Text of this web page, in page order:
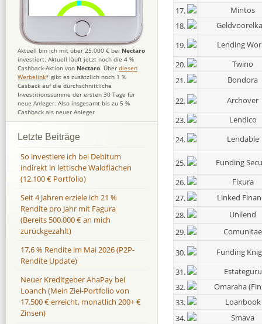
17.
Mintos
18.
19.
Lending
20.
Twino
21.
Bondora
22.
Archover
23.
Lendico
24.
Lendable
25.
Funding
26.
Fixura
27.
Linked
28.
Unilend
29.
Comunitae
30.
Funding
31.
Estateguru
32.
Omaraha
33.
Loanbook
34.
Smava
Aktuell bin ich mit über 25.000 € bei Nectaro
investiert. Aktuell läuft jetzt noch die 4 %
Cashback-Aktion von Nectaro. Über diesen
Werbelink* gibt es zusätzlich noch 1 %
Casback auf die durchschnittliche
Investitionssumme der ersten 30 Tage für
neue Anleger. Also insgesamt bis zu 5 %
Cashback als neuer Anleger
Letzte Beiträge
So investiere ich bei Debitum
indirekt in lettische Waldflächen
(12.100 € Portfolio)
Seit 4 Jahren erziele ich 21 %
Rendite pro Jahr mit Fagura
(Bereits 500.000 € an mich
zurückgezahlt)
17,6 % Rendite im Mai 2026 (P2P-
Rendite Update)
Neuer Kreditgeber AhaPay bei
Loanch (Mein Ziel-Portfolio von
17.500 € erreicht, monatlich 200+ €
Zinsen)